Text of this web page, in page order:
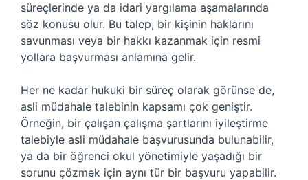
süreçlerinde ya da idari yargılama aşamalarında
söz konusu olur. Bu talep, bir kişinin haklarını
savunması veya bir hakkı kazanmak için resmi
yollara başvurması anlamına gelir.
Her ne kadar hukuki bir süreç olarak görünse de,
asli müdahale talebinin kapsamı çok geniştir.
Örneğin, bir çalışan çalışma şartlarını iyileştirme
talebiyle asli müdahale başvurusunda bulunabilir,
ya da bir öğrenci okul yönetimiyle yaşadığı bir
sorunu çözmek için aynı tür bir başvuru yapabilir.